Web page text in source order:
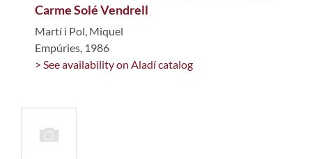
Carme Solé Vendrell
Martí i Pol, Miquel
Empúries, 1986
> See availability on Aladí catalog